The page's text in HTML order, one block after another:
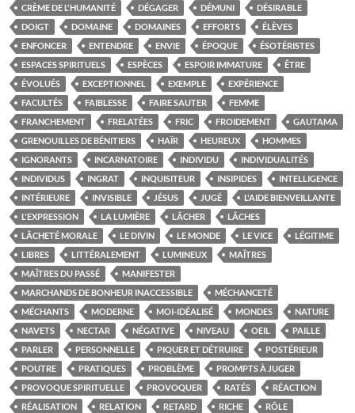
CRÈME DE L'HUMANITÉ
DÉGAGER DÉMUNI
DÉSIRABLE
DOIGT
DOMAINE DOMAINES EFFORTS
ÉLÈVES
ENFONCER
ENTENDRE ENVIE ÉPOQUE
ÉSOTÉRISTES
ESPACES SPIRITUELS
ESPÈCES ESPOIR IMMATURE
ÊTRE
ÉVOLUÉS
EXCEPTIONNEL EXEMPLE
EXPÉRIENCE
FACULTÉS
FAIBLESSE FAIRE SAUTER
FEMME
FRANCHEMENT
FRELATÉES FRIC FROIDEMENT
GAUTAMA
GRENOUILLES DE BÉNITIERS
HAÏR HEUREUX
HOMMES
IGNORANTS
INCARNATOIRE INDIVIDU
INDIVIDUALITÉS
INDIVIDUS
INGRAT INQUISITEUR INSIPIDES
INTELLIGENCE
INTÉRIEURE
INVISIBLE JÉSUS JUGÉ
L'AIDE BIENVEILLANTE
L'EXPRESSION
LA LUMIÈRE LÂCHER
LÂCHES
LÂCHETÉ MORALE
LE DIVIN LE MONDE LE VICE
LÉGITIME
LIBRES
LITTÉRALEMENT LUMINEUX
MAÎTRES
MAÎTRES DU PASSÉ
MANIFESTER
MARCHANDS DE BONHEUR INACCESSIBLE
MÉCHANCETÉ
MÉCHANTS
MODERNE MOI-IDÉALISÉ MONDES
NATURE
NAVETS
NECTAR NÉGATIVE NIVEAU OEIL
PAILLE
PARLER
PERSONNELLE PIQUER ET DÉTRUIRE
POSTÉRIEUR
POUTRE
PRATIQUES PROBLÈME
PROMPTS À JUGER
PROVOQUE SPIRITUELLE
PROVOQUER RATÉS
RÉACTION
RÉALISATION
RELATION RETARD RICHE
RÔLE